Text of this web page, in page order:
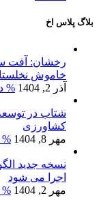
بلاگ پلاس اخ
رخشان: آفت
خاموش
آذر 2, 1404
%
شتاب در
کشاورزی
مهر 8, 1404
%
نسخه جدید
اجرا می شود
مهر 2, 1404
%